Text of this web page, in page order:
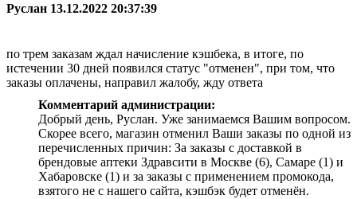
Руслан 13.12.2022 20:37:39
по трем заказам ждал начисление кэшбека, в итоге, по
истечении 30 дней появился статус "отменен", при том, что
заказы оплачены, направил жалобу, жду ответа
Комментарий администрации:
Добрый день, Руслан. Уже занимаемся Вашим вопросом.
Скорее всего, магазин отменил Ваши заказы по одной из
перечисленных причин: За заказы с доставкой в
брендовые аптеки Здравсити в Москве (6), Самаре (1) и
Хабаровске (1) и за заказы с применением промокода,
взятого не с нашего сайта, кэшбэк будет отменён.